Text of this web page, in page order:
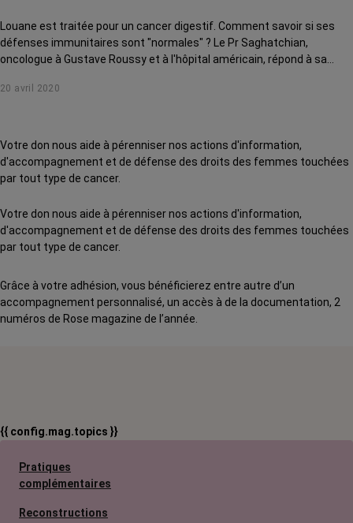
Louane est traitée pour un cancer digestif. Comment savoir si ses
défenses immunitaires sont "normales" ? Le Pr Saghatchian,
oncologue à Gustave Roussy et à l'hôpital américain, répond à sa
20 avril 2020
Votre don nous aide à pérenniser nos actions d'information,
d'accompagnement et de défense des droits des femmes touchées
par tout type de cancer.
Votre don nous aide à pérenniser nos actions d'information,
d'accompagnement et de défense des droits des femmes touchées
par tout type de cancer.
Grâce à votre adhésion, vous bénéficierez entre autre d’un
accompagnement personnalisé, un accès à de la documentation, 2
numéros de Rose magazine de l’année.
{{ config.mag.topics }}
Pratiques
complémentaires
Reconstructions